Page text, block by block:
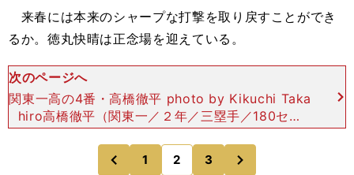
来春には本来のシャープな打撃を取り戻すことができ
るか。徳丸快晴は正念場を迎えている。
次のページへ
関東一高の4番・高橋徹平 photo by Kikuchi Taka
hiro高橋徹平（関東一／２年／三塁手／180セン
チ・91キロ／右投右打） バッターボックスでも
三塁キャンバスでも、その異様なま
前
のページへ
1 2 3